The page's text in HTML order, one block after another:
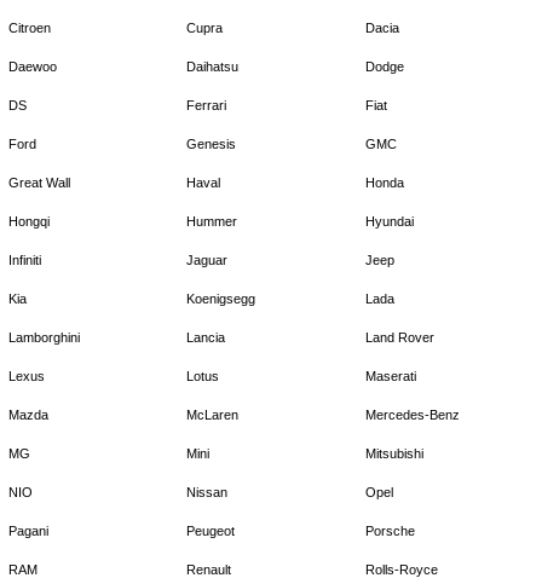
Citroen Cupra Dacia
Daewoo Daihatsu Dodge
DS Ferrari Fiat
Ford Genesis GMC
Great Wall Haval Honda
Hongqi Hummer Hyundai
Infiniti Jaguar Jeep
Kia Koenigsegg Lada
Lamborghini Lancia Land Rover
Lexus Lotus Maserati
Mazda McLaren Mercedes-Benz
MG Mini Mitsubishi
NIO Nissan Opel
Pagani Peugeot Porsche
RAM Renault Rolls-Royce